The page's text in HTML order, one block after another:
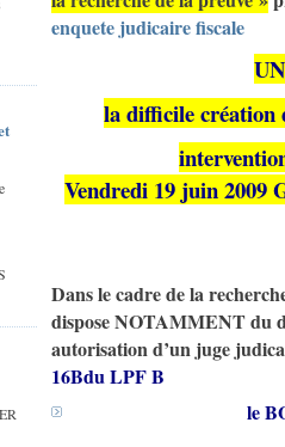
enquete judicaire fiscale
la difficile création
Vendredi 19 juin 2009
Dans le cadre de la
dispose NOTAMMENT du
autorisation d’un juge
16Bdu LPFB
le